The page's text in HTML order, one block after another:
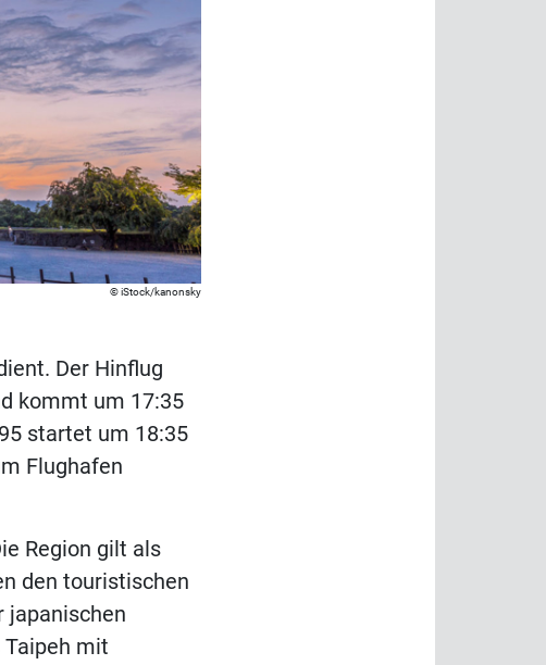
iStock/kanonsky
Der Hinflug
kommt um 17:35
startet um 18:35
Flughafen
Region gilt als
den touristischen
japanischen
mit